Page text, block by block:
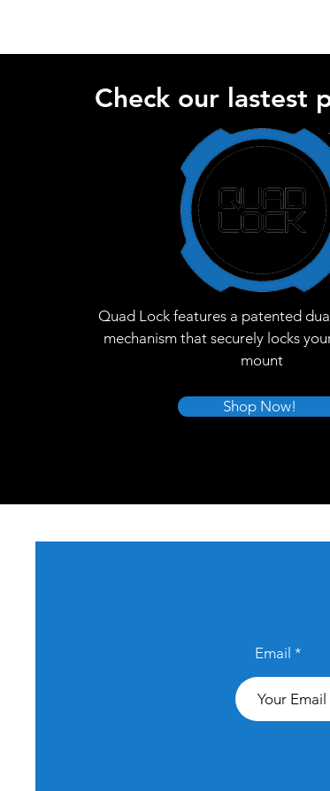
Check our lastest
Quad Lock features a patented
mechanism that securely locks
mount
Shop Now!
Email